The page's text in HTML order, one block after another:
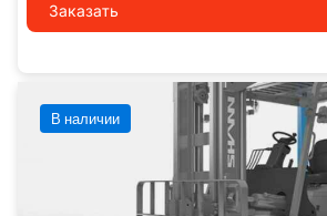
Заказать
В наличии